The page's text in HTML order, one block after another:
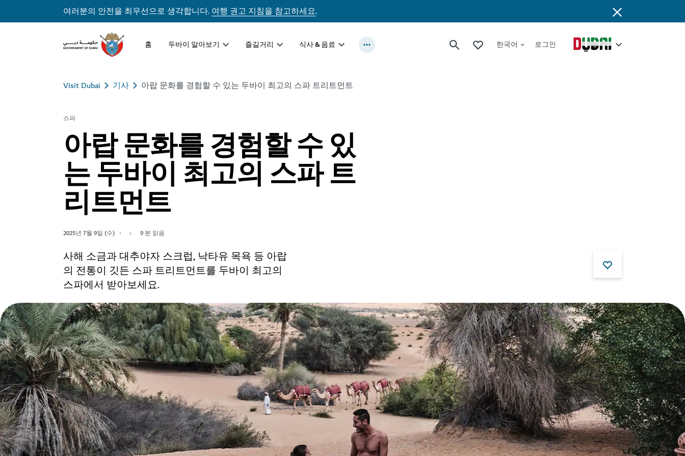
여러분의 안전을 최우선으로 생각합니다.여행 권고 지침을 참고하세요.
홈 두바이 알아보기 즐길거리 식사 & 음료 한국어 로그인
Visit Dubai 기사 아랍 문화를 경험할 수 있는 두바이 최고의 스파 트리트먼트
스파
아랍 문화를 경험할 수 있
는 두바이 최고의 스파 트
리트먼트
2025년 7월 9일 (수) 9 분 읽음
사해 소금과 대추야자 스크럽, 낙타유 목욕 등 아랍
의 전통이 깃든 스파 트리트먼트를 두바이 최고의
스파에서 받아보세요.